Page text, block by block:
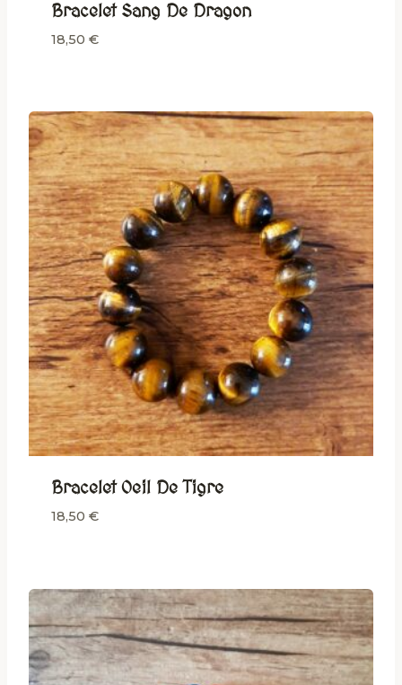
Bracelet Sang De Dragon
18,50 €
Bracelet Oeil De Tigre
18,50 €